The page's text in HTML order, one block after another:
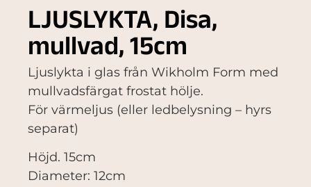
LJUSLYKTA, Disa,
mullvad, 15cm
Ljuslykta i glas från Wikholm Form med
mullvadsfärgat frostat hölje.
För värmeljus (eller ledbelysning – hyrs
separat)
Höjd. 15cm
Diameter: 12cm